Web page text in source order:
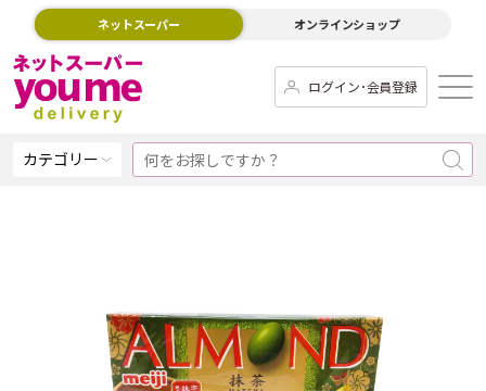
ネットスーパー オンラインショップ
ログイン･会員登録
カテゴリー